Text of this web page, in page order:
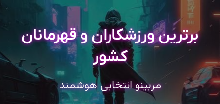
برترین ورزشکاران و قهرمانان
کشور
مربینو انتخابی هوشمند